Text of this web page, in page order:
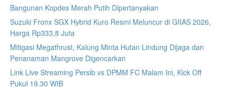
Bangunan Kopdes Merah Putih Dipertanyakan
Suzuki Fronx SGX Hybrid Kuro Resmi Meluncur di GIIAS 2026,
Harga Rp333,8 Juta
Mitigasi Megathrust, Kalung Minta Hutan Lindung Dijaga dan
Penanaman Mangrove Digencarkan
Link Live Streaming Persib vs DPMM FC Malam Ini, Kick Off
Pukul 19.30 WIB